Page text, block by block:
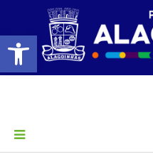
Barra de Ferramentas Aberta